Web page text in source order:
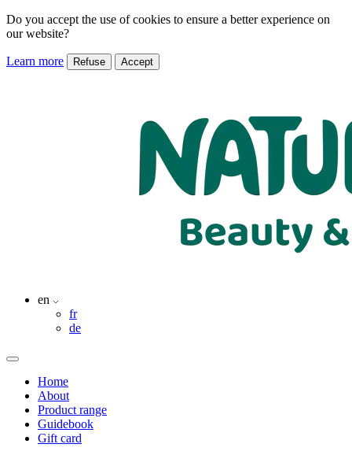
Do you accept the use of cookies to ensure a better experience on
our website?
Learn more Refuse Accept
en
fr
de
Home
About
Product range
Guidebook
Gift card